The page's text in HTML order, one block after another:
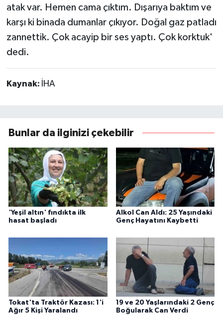
atak var. Hemen cama çıktım. Dışarıya baktım ve
karşı ki binada dumanlar çıkıyor. Doğal gaz patladı
zannettik. Çok acayip bir ses yaptı. Çok korktuk'
dedi.
Kaynak: İHA
Bunlar da ilginizi çekebilir
'Yeşil altın' fındıkta ilk
hasat başladı
Alkol Can Aldı: 25 Yaşındaki
Genç Hayatını Kaybetti
Tokat'ta Traktör Kazası: 1'i
Ağır 5 Kişi Yaralandı
19 ve 20 Yaşlarındaki 2 Genç
Boğularak Can Verdi